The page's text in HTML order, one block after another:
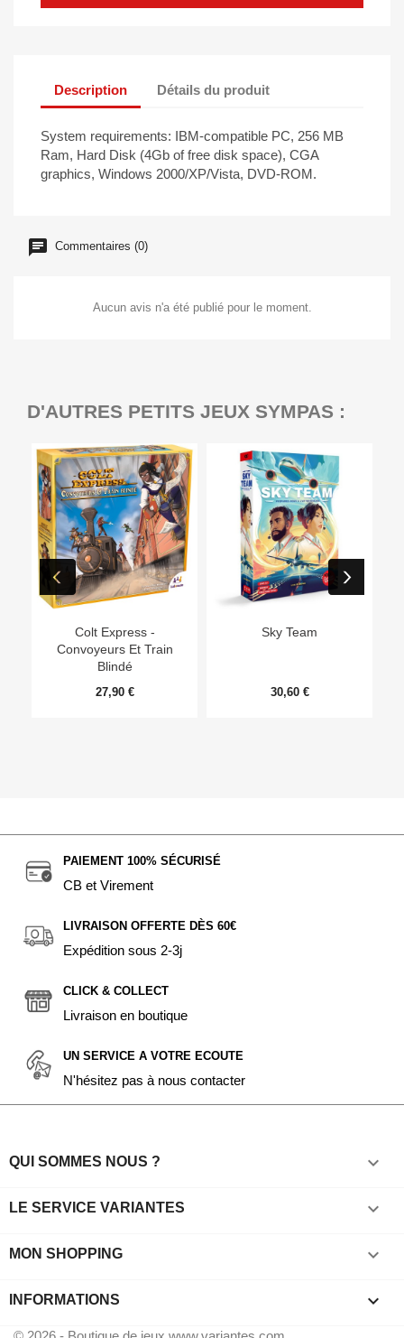
Description Détails du produit
System requirements: IBM-compatible PC, 256 MB
Ram, Hard Disk (4Gb of free disk space), CGA
graphics, Windows 2000/XP/Vista, DVD-ROM.
Commentaires (0)
Aucun avis n'a été publié pour le moment.
D'AUTRES PETITS JEUX SYMPAS :
Colt Express -
Convoyeurs Et Train
Blindé
27,90 €
Sky Team
30,60 €
PAIEMENT 100% SÉCURISÉ
CB et Virement
LIVRAISON OFFERTE DÈS 60€
Expédition sous 2-3j
CLICK & COLLECT
Livraison en boutique
UN SERVICE A VOTRE ECOUTE
N'hésitez pas à nous contacter
QUI SOMMES NOUS ? 
LE SERVICE VARIANTES 
MON SHOPPING 
INFORMATIONS keyboard_arrow_down